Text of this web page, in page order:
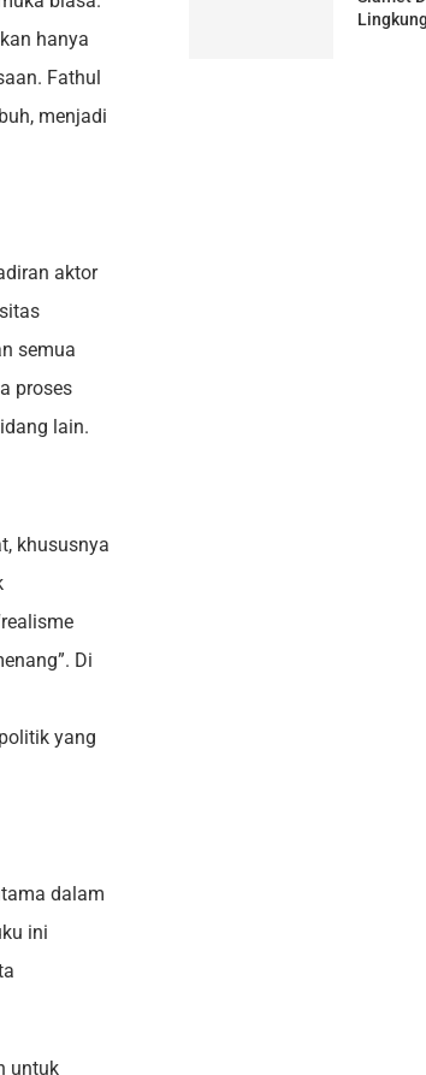
hanya
Fathul
menjadi
aktor
semua
proses
lain.
khususnya
Di
yang
dalam
ini
untuk